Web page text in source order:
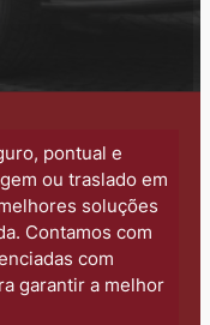
pontual e
ou traslado em
soluções
Contamos com
com
garantir a melhor